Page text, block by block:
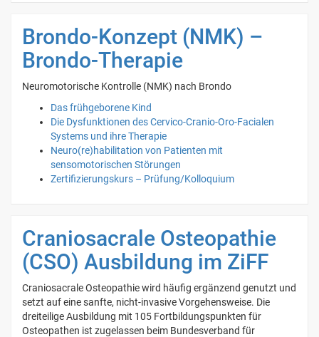
Brondo-Konzept (NMK) –
Brondo-Therapie
Neuromotorische Kontrolle (NMK) nach Brondo
Das frühgeborene Kind
Die Dysfunktionen des Cervico-Cranio-Oro-Facialen
Systems und ihre Therapie
Neuro(re)habilitation von Patienten mit
sensomotorischen Störungen
Zertifizierungskurs – Prüfung/Kolloquium
Craniosacrale Osteopathie
(CSO) Ausbildung im ZiFF
Craniosacrale Osteopathie wird häufig ergänzend genutzt und
setzt auf eine sanfte, nicht-invasive Vorgehensweise. Die
dreiteilige Ausbildung mit 105 Fortbildungspunkten für
Osteopathen ist zugelassen beim Bundesverband für